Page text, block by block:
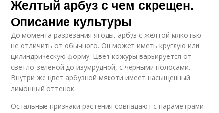
Желтый арбуз с чем скрещен.
Описание культуры
До момента разрезания ягоды, арбуз с желтой мякотью
не отличить от обычного. Он может иметь круглую или
цилиндрическую форму. Цвет кожуры варьируется от
светло-зеленой до изумрудной, с черными полосами.
Внутри же цвет арбузной мякоти имеет насыщенный
лимонный оттенок.
Остальные признаки растения совпадают с параметрами